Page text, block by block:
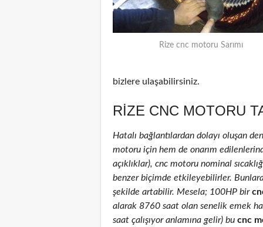
Rize cnc motoru Sarımı
bizlere ulaşabilirsiniz.
RIZE CNC MOTORU
Hatalı bağlantılardan dolayı oluşan
motoru için hem de onarım
açıklıklar), cnc motoru nominal
benzer biçimde etkileyebilirler.
şekilde artabilir. Mesela; 100HP bir
alarak 8760 saat olan senelik emek
saat çalışıyor anlamına gelir) bu cnc